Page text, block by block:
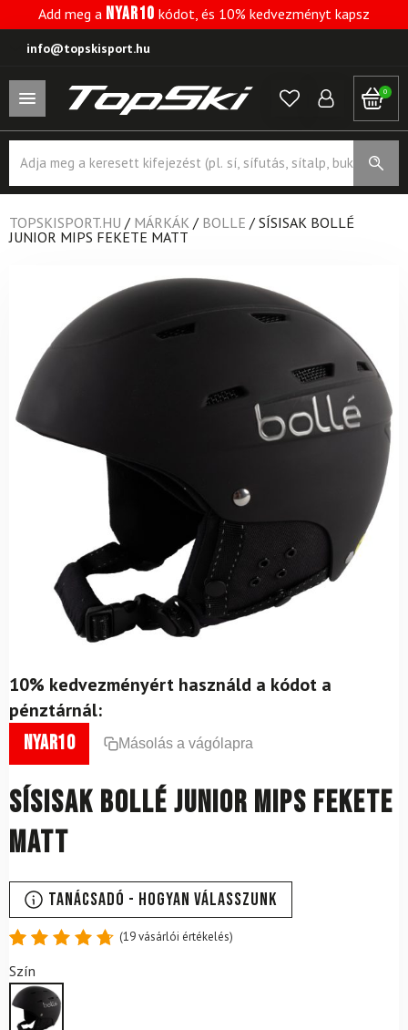
Add meg a NYAR10 kódot, és 10% kedvezményt kapsz
info@topskisport.hu
0
search
TOPSKISPORT.HU / MÁRKÁK / BOLLE / SÍSISAK BOLLÉ
JUNIOR MIPS FEKETE MATT
10% kedvezményért használd a kódot a
pénztárnál:
nyar10 Másolás a vágólapra
Sísisak BOLLÉ JUNIOR MIPS Fekete
Matt
Tanácsadó - Hogyan válasszunk
4.79
5-ből,
értékelés
(19vásárlói értékelés)
Szín